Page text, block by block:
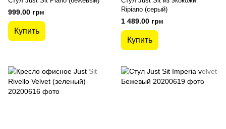
999.00 грн
Купить
Ripiano (серый)
1 489.00 грн
Купить